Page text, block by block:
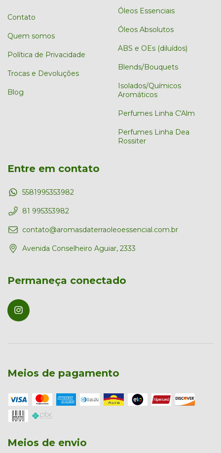
Contato
Quem somos
Política de Privacidade
Trocas e Devoluções
Blog
Óleos Essenciais
Óleos Absolutos
ABS e OEs (diluídos)
Blends/Bouquets
Isolados/Químicos
Aromáticos
Perfumes Linha C'Alm
Perfumes Linha Dea
Rossiter
Entre em contato
5581995353982
81 995353982
contato@aromasdaterraoleoessencial.com.br
Avenida Conselheiro Aguiar, 2333
Permaneça conectado
Meios de pagamento
Meios de envio